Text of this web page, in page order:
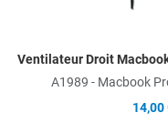
Ventilateur Droit
A1989 - Macbook
14,00